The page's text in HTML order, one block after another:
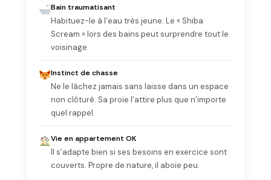
Bain traumatisant
Habituez-le à l’eau très jeune. Le « Shiba
Scream » lors des bains peut surprendre tout le
voisinage.
Instinct de chasse
Ne le lâchez jamais sans laisse dans un espace
non clôturé. Sa proie l’attire plus que n’importe
quel rappel.
Vie en appartement OK
Il s’adapte bien si ses besoins en exercice sont
couverts. Propre de nature, il aboie peu.